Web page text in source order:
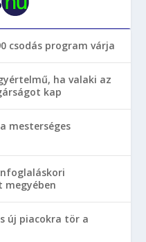
csodás program várja
ha valaki az
kap
mesterséges
megyében
új piacokra tör a